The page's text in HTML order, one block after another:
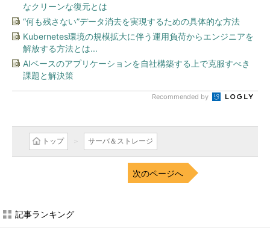
なクリーンな復元とは
“何も残さない”データ消去を実現するための具体的な方法
Kubernetes環境の規模拡大に伴う運用負荷からエンジニアを
解放する方法とは...
AIベースのアプリケーションを自社構築する上で克服すべき
課題と解決策
Recommended by
トップ サーバ＆ストレージ
次のページへ
記事ランキング